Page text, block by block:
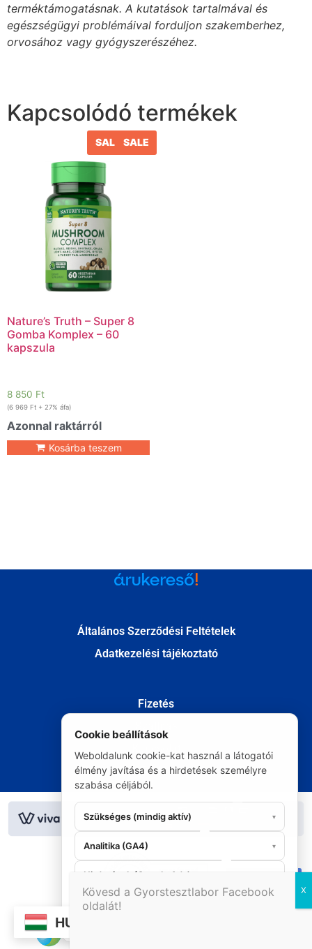
terméktámogatásnak. A kutatások tartalmával és
egészségügyi problémáival forduljon szakemberhez,
orvosához vagy gyógyszerészéhez.
Kapcsolódó termékek
SALE SALE
Nature’s Truth – Super 8
Gomba Komplex – 60
kapszula
8 850 Ft
(6 969 Ft + 27% áfa)
Azonnal raktárról
Kosárba teszem
Általános Szerződési Feltételek
Adatkezelési tájékoztató
Fizetés
Kapcsolat
Elállás
© Minden jog fenntartva 2020
HU
Kövesd a Gyorstesztlabor Facebook
oldalát!
Cookie beállítások
Weboldalunk cookie-kat használ a látogatói
élmény javítása és a hirdetések személyre
szabása céljából.
Szükséges (mindig aktív) ▾
Analitika (GA4) ▾
Hirdetések (Google Ads)
Mindent